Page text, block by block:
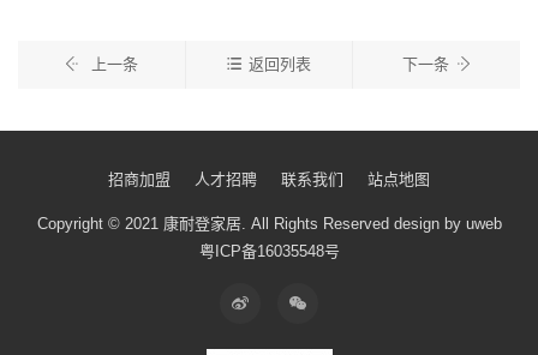
上一条 返回列表 下一条
招商加盟 人才招聘 联系我们 站点地图
Copyright © 2021 康耐登家居. All Rights Reserved design by uweb
粤ICP备16035548号